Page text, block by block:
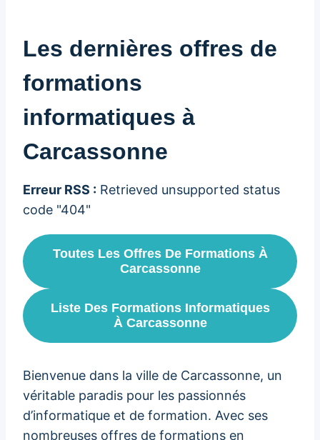
Les dernières offres de
formations
informatiques à
Carcassonne
Erreur RSS : Retrieved unsupported status
code "404"
Toutes Les Offres De Formations À
Carcassonne
Liste Des Formations Informatiques
À Carcassonne
Bienvenue dans la ville de Carcassonne, un
véritable paradis pour les passionnés
d’informatique et de formation. Avec ses
nombreuses offres de formations en